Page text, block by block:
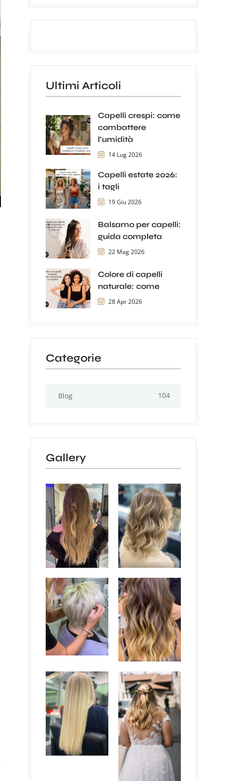
Ultimi Articoli
Capelli crespi: come
combattere
l’umidità
14 Lug 2026
Capelli estate 2026:
i tagli
19 Giu 2026
Balsamo per capelli:
guida completa
22 Mag 2026
Colore di capelli
naturale: come
28 Apr 2026
Categorie
Blog 104
Gallery